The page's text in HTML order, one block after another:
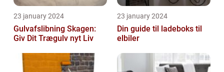
23 january 2024
Gulvafslibning Skagen:
Giv Dit Trægulv nyt Liv
23 january 2024
Din guide til ladeboks til
elbiler